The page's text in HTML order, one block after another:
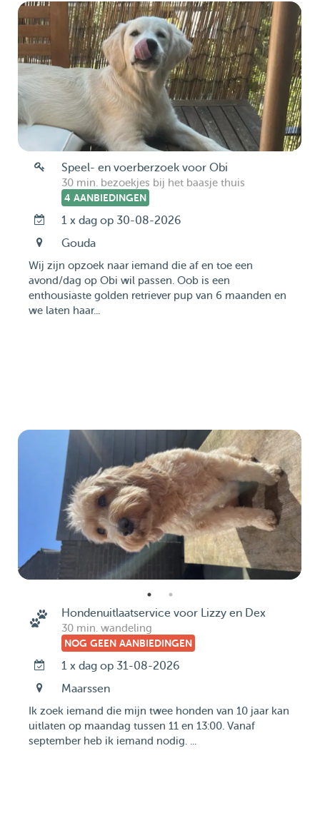
Speel- en voerberzoek voor Obi
30 min. bezoekjes bij het baasje thuis
4 AANBIEDINGEN
1 x dag op 30-08-2026
Gouda
Wij zijn opzoek naar iemand die af en toe een
avond/dag op Obi wil passen. Oob is een
enthousiaste golden retriever pup van 6 maanden en
we laten haar...
Hondenuitlaatservice voor Lizzy en Dex
30 min. wandeling
NOG GEEN AANBIEDINGEN
1 x dag op 31-08-2026
Maarssen
Ik zoek iemand die mijn twee honden van 10 jaar kan
uitlaten op maandag tussen 11 en 13:00. Vanaf
september heb ik iemand nodig. ...